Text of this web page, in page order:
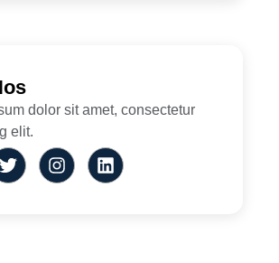
dolor sit amet, consectetur
elit.